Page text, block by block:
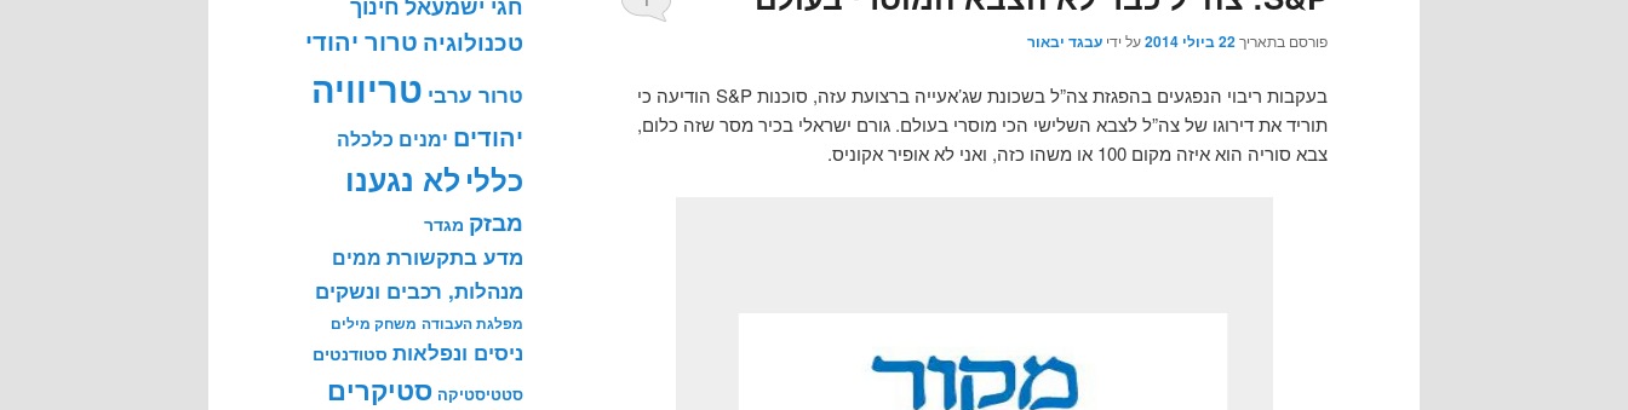
פורסם בתאריך22 ביולי 2014 על ידי עבגד יבאור
בעקבות ריבוי הנפגעים בהפגזת צה”ל בשכונת שג’אעייה ברצועת עזה, סוכנות S&P הודיעה כי
תוריד את דירוגו של צה”ל לצבא השלישי הכי מוסרי בעולם. גורם ישראלי בכיר מסר שזה כלום,
צבא סוריה הוא איזה מקום 100 או משהו כזה, ואני לא אופיר אקוניס.
טכנולוגיה טרור יהודי
טרור ערבי טריוויה
יהודים ימנים כלכלה
כללי לא נגענו
מבזק מגדר
מדע בתקשורת ממים
מנהלות, רכבים ונשקים
מפלגת העבודה משחק מילים
ניסים ונפלאות סטודנטים
סטטיסטיקה סטיקרים